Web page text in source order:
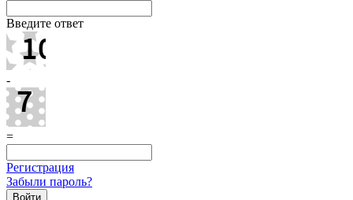
Введите ответ
-
=
Регистрация
Забыли пароль?